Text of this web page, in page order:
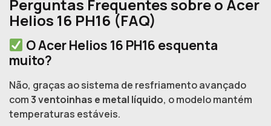
Perguntas Frequentes sobre o Acer
Helios 16 PH16 (FAQ)
O Acer Helios 16 PH16 esquenta
muito?
Não, graças ao sistema de resfriamento avançado
com3 ventoinhas e metal líquido, o modelo mantém
temperaturas estáveis.